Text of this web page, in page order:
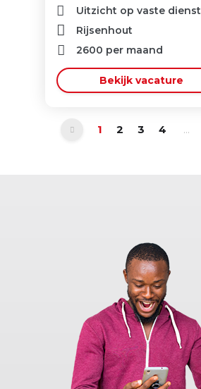
Uitzicht op vaste dienst
Rijsenhout
2600 per maand
Bekijk vacature
1 2 3 4 ...